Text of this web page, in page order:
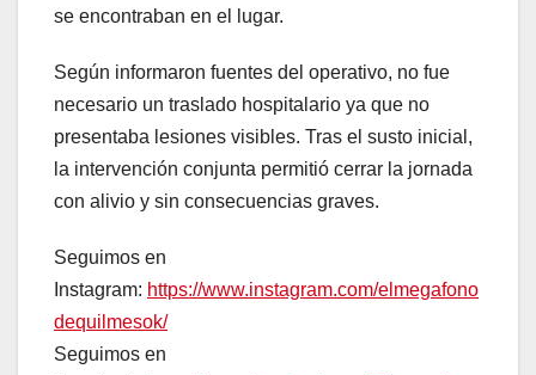
se encontraban en el lugar.
Según informaron fuentes del operativo, no fue
necesario un traslado hospitalario ya que no
presentaba lesiones visibles. Tras el susto inicial,
la intervención conjunta permitió cerrar la jornada
con alivio y sin consecuencias graves.
Seguimos en
Instagram: https://www.instagram.com/elmegafono
dequilmesok/
Seguimos en